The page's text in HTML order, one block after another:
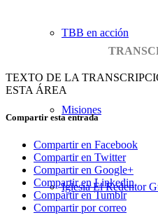
TBB en acción
Misiones
Iglesia El Redentor
TEXTO DE LA
ESTA ÁREA
Compartir esta entrada
Compartir en Facebook
Compartir en Twitter
Compartir en Google+
Compartir en Linkedin
Compartir en Tumblr
Compartir por correo